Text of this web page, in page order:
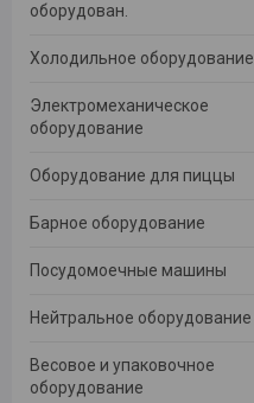
оборудован.
Холодильное оборудование
Электромеханическое
оборудование
Оборудование для пиццы
Барное оборудование
Посудомоечные машины
Нейтральное оборудование
Весовое и упаковочное
оборудование